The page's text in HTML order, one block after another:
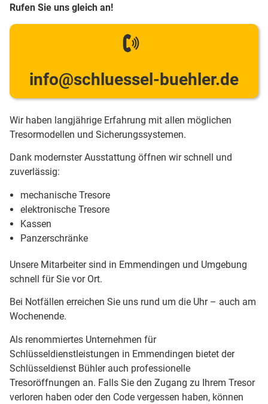
Rufen Sie uns gleich an!
info@schluessel-buehler.de
Wir haben langjährige Erfahrung mit allen möglichen
Tresormodellen und Sicherungssystemen.
Dank modernster Ausstattung öffnen wir schnell und
zuverlässig:
mechanische Tresore
elektronische Tresore
Kassen
Panzerschränke
Unsere Mitarbeiter sind in Emmendingen und Umgebung
schnell für Sie vor Ort.
Bei Notfällen erreichen Sie uns rund um die Uhr – auch am
Wochenende.
Als renommiertes Unternehmen für
Schlüsseldienstleistungen in Emmendingen bietet der
Schlüsseldienst Bühler auch professionelle
Tresoröffnungen an. Falls Sie den Zugang zu Ihrem Tresor
verloren haben oder den Code vergessen haben, können